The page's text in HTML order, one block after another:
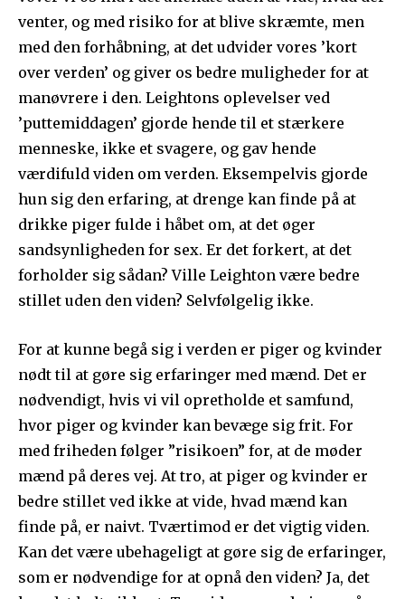
venter, og med risiko for at blive skræmte, men
med den forhåbning, at det udvider vores ’kort
over verden’ og giver os bedre muligheder for at
manøvrere i den. Leightons oplevelser ved
’puttemiddagen’ gjorde hende til et stærkere
menneske, ikke et svagere, og gav hende
værdifuld viden om verden. Eksempelvis gjorde
hun sig den erfaring, at drenge kan finde på at
drikke piger fulde i håbet om, at det øger
sandsynligheden for sex. Er det forkert, at det
forholder sig sådan? Ville Leighton være bedre
stillet uden den viden? Selvfølgelig ikke.
For at kunne begå sig i verden er piger og kvinder
nødt til at gøre sig erfaringer med mænd. Det er
nødvendigt, hvis vi vil opretholde et samfund,
hvor piger og kvinder kan bevæge sig frit. For
med friheden følger ”risikoen” for, at de møder
mænd på deres vej. At tro, at piger og kvinder er
bedre stillet ved ikke at vide, hvad mænd kan
finde på, er naivt. Tværtimod er det vigtig viden.
Kan det være ubehageligt at gøre sig de erfaringer,
som er nødvendige for at opnå den viden? Ja, det